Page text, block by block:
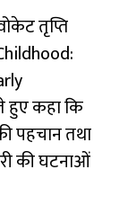
तृप्ति
हुए कहा कि
पहचान तथा
की घटनाओं